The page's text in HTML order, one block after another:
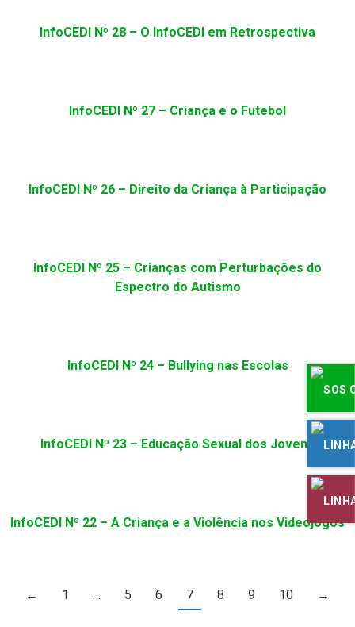
InfoCEDI Nº 28 – O InfoCEDI em Retrospectiva
InfoCEDI Nº 27 – Criança e o Futebol
InfoCEDI Nº 26 – Direito da Criança à Participação
InfoCEDI Nº 25 – Crianças com Perturbações do
Espectro do Autismo
InfoCEDI Nº 24 – Bullying nas Escolas
InfoCEDI Nº 23 – Educação Sexual dos Jovens
InfoCEDI Nº 22 – A Criança e a Violência nos Videojogos
← 1 … 5 6 7 8 9 10 →